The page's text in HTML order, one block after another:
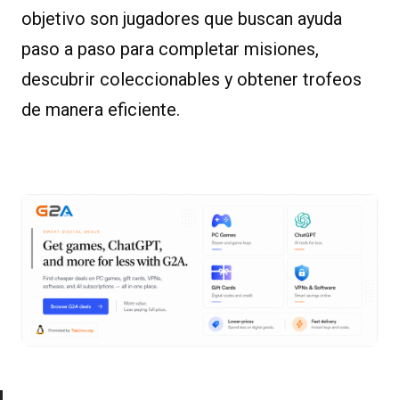
objetivo son jugadores que buscan ayuda
paso a paso para completar misiones,
descubrir coleccionables y obtener trofeos
de manera eficiente.